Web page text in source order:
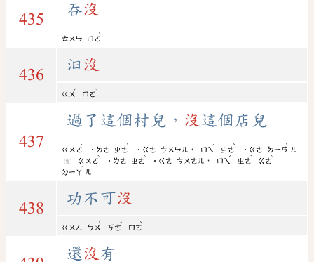
435
吞沒
ㄊㄨㄣ ㄇㄛ
ˋ
436
汩 沒
ㄍㄨ
ˇ
ㄇㄛ
ˋ
437
過了這個村兒， 沒 這個店兒
ㄍㄨㄛ
ˋ
˙ㄌㄜ ㄓㄜ
ˋ
˙ㄍㄜ ㄘㄨㄣㄦ ， ㄇㄟ
ˊ
ㄓㄜ
ˋ
˙ㄍㄜ ㄉㄧㄢ
ˋ
ㄦ
(變) ㄍㄨㄛ
ˋ
˙ㄌㄜ ㄓㄜ
ˋ
˙ㄍㄜ ㄘㄨㄜㄦ ， ㄇㄟ
ˊ
ㄓㄜ
ˋ
ㄍㄜ
ˋ
ㄉㄧㄚ
ˋ
ㄦ
438
功不可沒
ㄍㄨㄥ ㄅㄨ
ˋ
ㄎㄜ
ˇ
ㄇㄛ
ˋ
還沒 有